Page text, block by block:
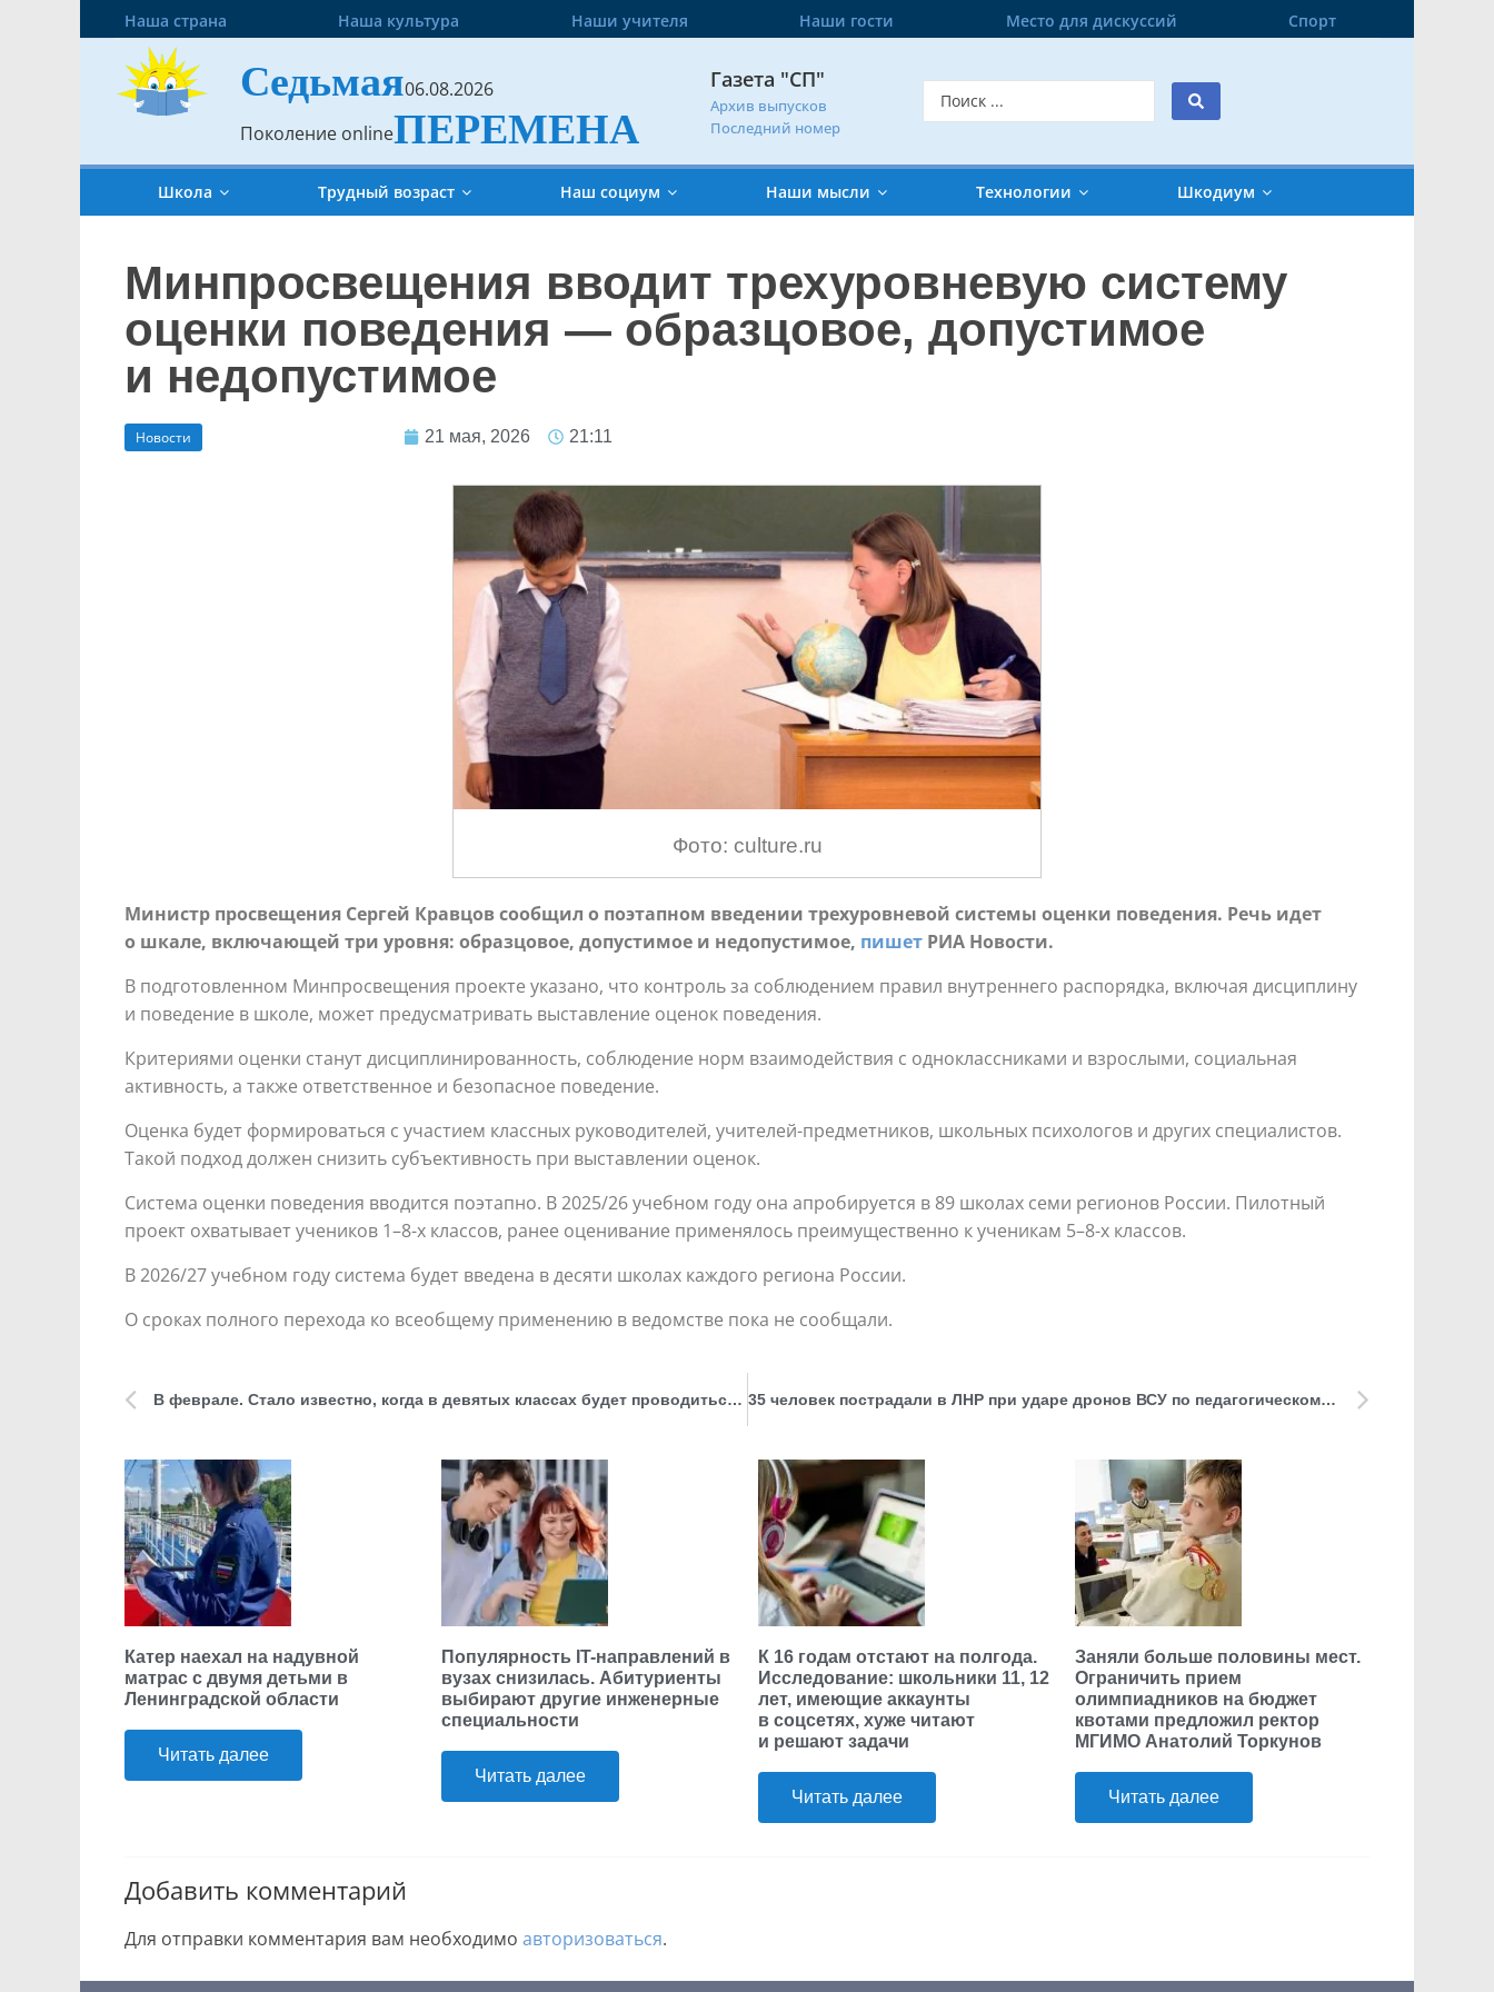
Наша страна Наша культура Наши учителя Наши гости Место для дискуссий Спорт
Седьмая06.08.2026
Поколение onlineПЕРЕМЕНА
Газета "СП"
Архив выпусков
Последний номер
Школа Трудный возраст Наш социум Наши мысли Технологии Шкодиум
Минпросвещения вводит трехуровневую систему
оценки поведения — образцовое, допустимое
и недопустимое
Новости 21 мая, 2026 21:11
Фото: culture.ru
Министр просвещения Сергей Кравцов сообщил о поэтапном введении трехуровневой системы оценки поведения. Речь идет
о шкале, включающей три уровня: образцовое, допустимое и недопустимое, пишет РИА Новости.
В подготовленном Минпросвещения проекте указано, что контроль за соблюдением правил внутреннего распорядка, включая дисциплину
и поведение в школе, может предусматривать выставление оценок поведения.
Критериями оценки станут дисциплинированность, соблюдение норм взаимодействия с одноклассниками и взрослыми, социальная
активность, а также ответственное и безопасное поведение.
Оценка будет формироваться с участием классных руководителей, учителей-предметников, школьных психологов и других специалистов.
Такой подход должен снизить субъективность при выставлении оценок.
Система оценки поведения вводится поэтапно. В 2025/26 учебном году она апробируется в 89 школах семи регионов России. Пилотный
проект охватывает учеников 1–8-х классов, ранее оценивание применялось преимущественно к ученикам 5–8-х классов.
В 2026/27 учебном году система будет введена в десяти школах каждого региона России.
О сроках полного перехода ко всеобщему применению в ведомстве пока не сообщали.
В феврале. Стало известно, когда в девятых классах будет проводиться устный экзамен по истории 35 человек пострадали в ЛНР при ударе дронов ВСУ по педагогическому колледжу. Из-под завалов извлекли тело студента
Катер наехал на надувной
матрас с двумя детьми в
Ленинградской области
Читать далее
Популярность IT-направлений в
вузах снизилась. Абитуриенты
выбирают другие инженерные
специальности
Читать далее
К 16 годам отстают на полгода.
Исследование: школьники 11, 12
лет, имеющие аккаунты
в соцсетях, хуже читают
и решают задачи
Читать далее
Заняли больше половины мест.
Ограничить прием
олимпиадников на бюджет
квотами предложил ректор
МГИМО Анатолий Торкунов
Читать далее
Добавить комментарий
Для отправки комментария вам необходимо авторизоваться.